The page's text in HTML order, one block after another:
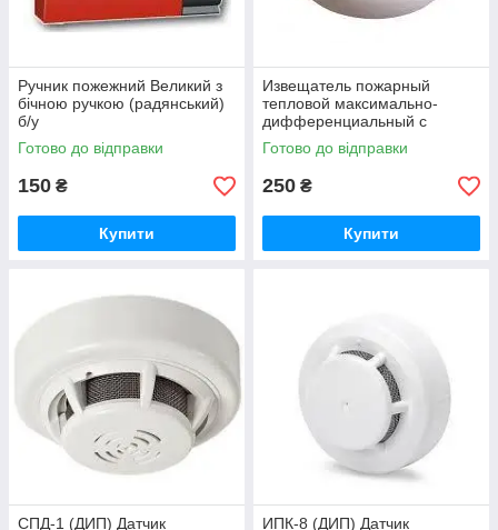
Ручник пожежний Великий з
бічною ручкою (радянський)
б/у
Готово до відправки
150 ₴
Купити
Извещатель пожарный
тепловой максимально-
дифференциальный с
индикацией дежурного
режима ТПТ-4
Готово до відправки
250 ₴
Купити
CПД-1 (ДИП) Датчик
ИПК-8 (ДИП) Датчик